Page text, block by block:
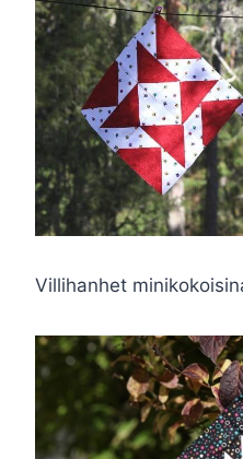
Villihanhet